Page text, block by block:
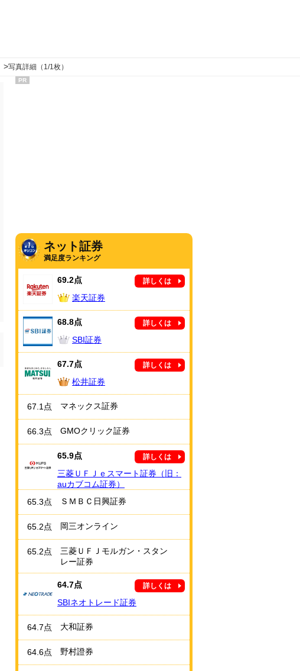
>写真詳細（1/1枚）
PR
ネット証券
満足度ランキング
69.2点 詳しくは
楽天証券
68.8点 詳しくは
SBI証券
67.7点 詳しくは
松井証券
67.1点 マネックス証券
66.3点 GMOクリック証券
65.9点 詳しくは
三菱ＵＦＪｅスマート証券（旧：
auカブコム証券）
65.3点
ＳＭＢＣ日興証券
65.2点 岡三オンライン
65.2点
三菱ＵＦＪモルガン・スタン
レー証券
64.7点 詳しくは
SBIネオトレード証券
64.7点 大和証券
64.6点 野村證券